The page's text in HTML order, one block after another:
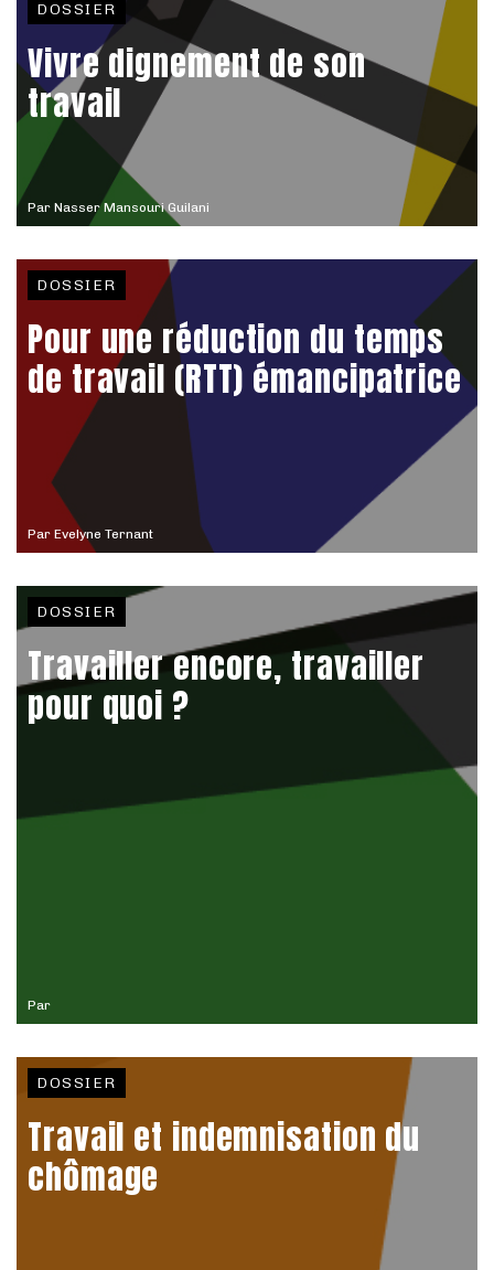
Par Nasser Mansouri Guilani
DOSSIER
Vivre dignement de son
travail
Par Evelyne Ternant
DOSSIER
Pour une réduction du temps
de travail (RTT) émancipatrice
Par
DOSSIER
Travailler encore, travailler
pour quoi ?
DOSSIER
Travail et indemnisation du
chômage